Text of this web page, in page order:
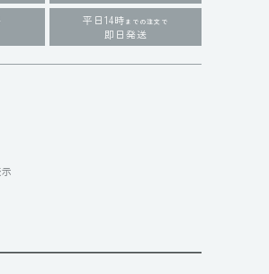
平日14時 までの注文で
即日発送